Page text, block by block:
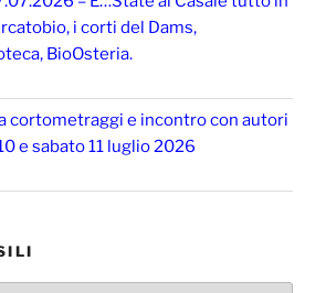
i corti del Dams,
BioOsteria.
cortometraggi e incontro con autori
e sabato 11 luglio 2026